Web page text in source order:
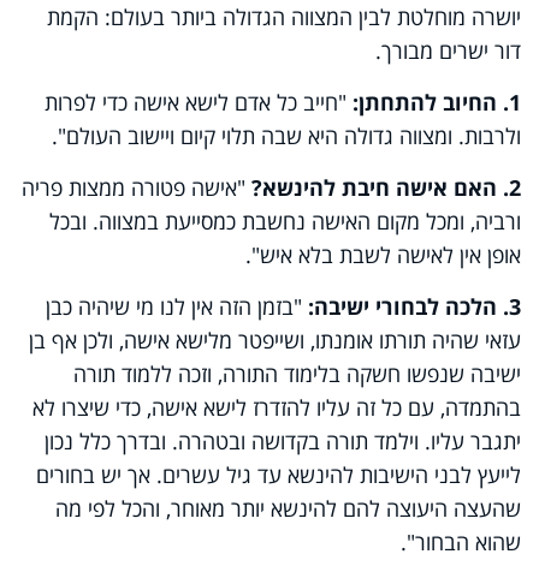
יושרה מוחלטת לבין המצווה הגדולה ביותר בעולם: הקמת
דור ישרים מבורך.
1. החיוב להתחתן:
"חייב כל אדם לישא אישה כדי לפרות
ולרבות. ומצווה גדולה היא שבה תלוי קיום ויישוב העולם".
2. האם אישה חיבת להינשא?
"אישה פטורה ממצות פריה
ורביה, ומכל מקום האישה נחשבת כמסייעת במצווה. ובכל
אופן אין לאישה לשבת בלא איש".
3. הלכה לבחורי ישיבה:
"בזמן הזה אין לנו מי שיהיה כבן
עזאי שהיה תורתו אומנתו, ושייפטר מלישא אישה, ולכן אף בן
ישיבה שנפשו חשקה בלימוד התורה, וזכה ללמוד תורה
בהתמדה, עם כל זה עליו להזדרז לישא אישה, כדי שיצרו לא
יתגבר עליו. וילמד תורה בקדושה ובטהרה. ובדרך כלל נכון
לייעץ לבני הישיבות להינשא עד גיל עשרים. אך יש בחורים
שהעצה היעוצה להם להינשא יותר מאוחר, והכל לפי מה
שהוא הבחור".